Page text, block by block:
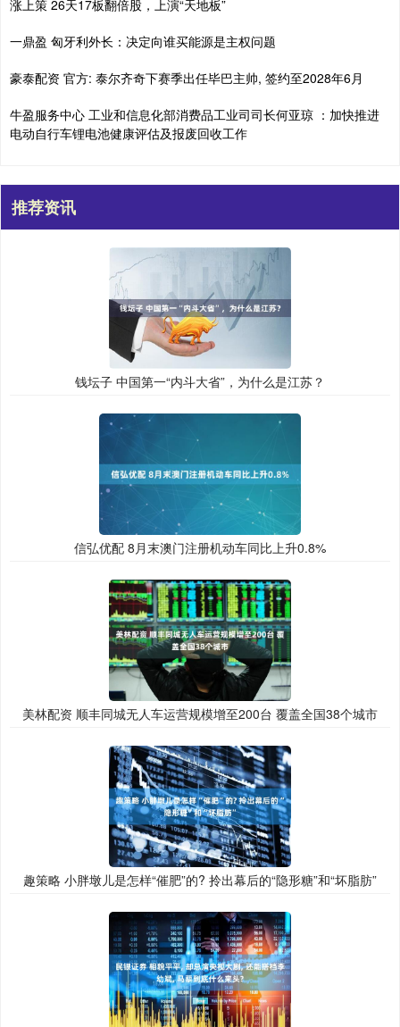
涨上策 26天17板翻倍股，上演“天地板”
一鼎盈 匈牙利外长：决定向谁买能源是主权问题
豪泰配资 官方: 泰尔齐奇下赛季出任毕巴主帅, 签约至2028年6月
牛盈服务中心 工业和信息化部消费品工业司司长何亚琼 ：加快推进
电动自行车锂电池健康评估及报废回收工作
推荐资讯
钱坛子 中国第一“内斗大省”，为什么是江苏？
信弘优配 8月末澳门注册机动车同比上升0.8%
美林配资 顺丰同城无人车运营规模增至200台 覆盖全国38个城市
趣策略 小胖墩儿是怎样“催肥”的? 拎出幕后的“隐形糖”和“坏脂肪”